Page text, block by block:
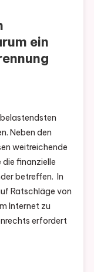
ein
Neben den
weitreichende
finanzielle
betreffen. In
Ratschläge von
Internet zu
erfordert